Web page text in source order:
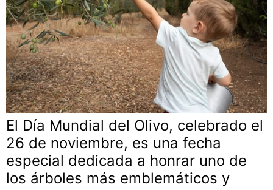
El Día Mundial del Olivo, celebrado el
26 de noviembre, es una fecha
especial dedicada a honrar uno de
los árboles más emblemáticos y